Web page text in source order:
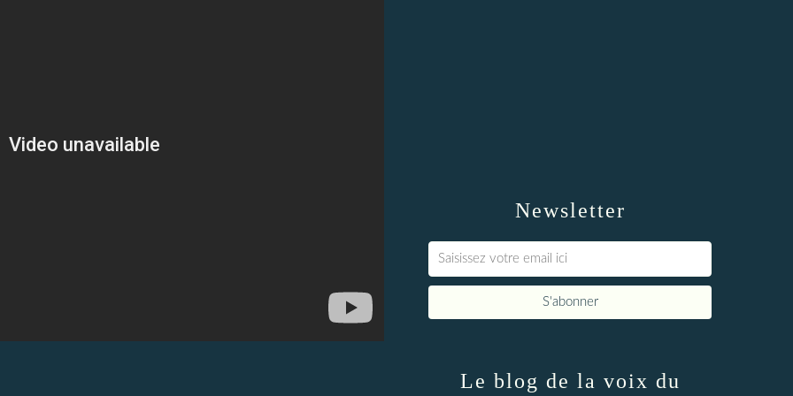
Newsletter
Le blog de la voix du